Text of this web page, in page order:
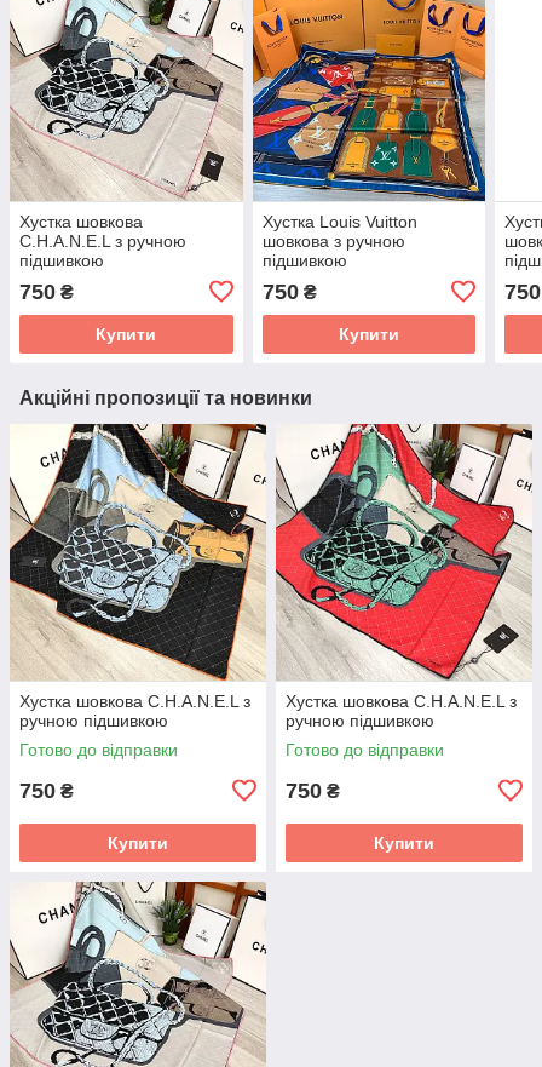
Хустка шовкова
C.H.A.N.E.L з ручною
підшивкою
750 ₴
Купити
Хустка Louis Vuitton
шовкова з ручною
підшивкою
750₴
Купити
750
Акційні пропозиції та новинки
Хустка шовкова C.H.A.N.E.L з
ручною підшивкою
Готово до відправки
750 ₴
Купити
Хустка шовкова C.H.A.N.E.L з
ручною підшивкою
Готово до відправки
750 ₴
Купити